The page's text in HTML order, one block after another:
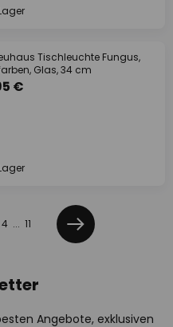
Tischleuchte Fungus,
Glas, 34 cm
€
4 ... 11
Weiter
Angebote, exklusiven